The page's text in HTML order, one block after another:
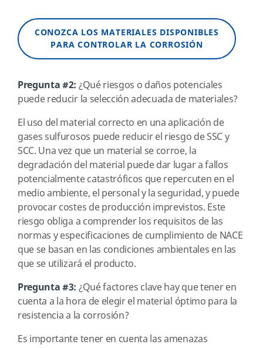
CONOZCA LOS MATERIALES DISPONIBLES
PARA CONTROLAR LA CORROSIÓN
Pregunta #2: ¿Qué riesgos o daños potenciales
puede reducir la selección adecuada de materiales?
El uso del material correcto en una aplicación de
gases sulfurosos puede reducir el riesgo de SSC y
SCC. Una vez que un material se corroe, la
degradación del material puede dar lugar a fallos
potencialmente catastróficos que repercuten en el
medio ambiente, el personal y la seguridad, y puede
provocar costes de producción imprevistos. Este
riesgo obliga a comprender los requisitos de las
normas y especificaciones de cumplimiento de NACE
que se basan en las condiciones ambientales en las
que se utilizará el producto.
Pregunta #3: ¿Qué factores clave hay que tener en
cuenta a la hora de elegir el material óptimo para la
resistencia a la corrosión?
Es importante tener en cuenta las amenazas